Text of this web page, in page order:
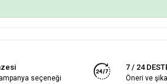
seçeneği
7 / 24
Öneri ve